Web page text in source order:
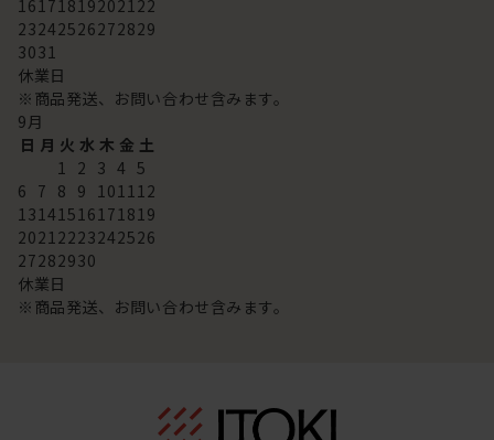
16171819202122
23242526272829
3031
休業日
※商品発送、お問い合わせ含みます。
9月
日 月 火 水 木 金 土
1 2 3 4 5
6 7 8 9 101112
13141516171819
20212223242526
27282930
休業日
※商品発送、お問い合わせ含みます。